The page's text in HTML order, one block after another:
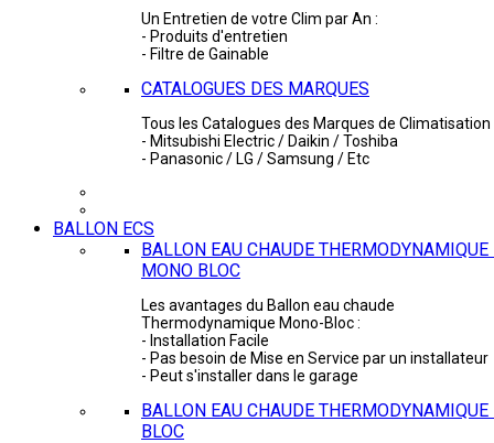
Un Entretien de votre Clim par An :
- Produits d'entretien
- Filtre de Gainable
CATALOGUES DES MARQUES
Tous les Catalogues des Marques de Climatisation
- Mitsubishi Electric / Daikin / Toshiba
- Panasonic / LG / Samsung / Etc
BALLON ECS
BALLON EAU CHAUDE THERMODYNAMIQUE
MONO BLOC
Les avantages du Ballon eau chaude
Thermodynamique Mono-Bloc :
- Installation Facile
- Pas besoin de Mise en Service par un installateur
- Peut s'installer dans le garage
BALLON EAU CHAUDE
BLOC